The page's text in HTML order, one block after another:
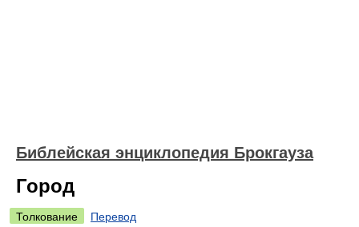
Библейская энциклопедия Брокгауза
Город
Толкование
Перевод